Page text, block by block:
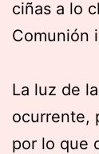
ciñas a lo
Comunión
La luz de
ocurrente,
por lo que